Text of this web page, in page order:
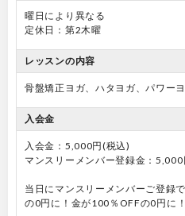
曜日により異なる
定休日：第2木曜
レッスンの内容
骨盤矯正ヨガ、ハタヨガ、パワー
入会金
入会金：5,000円(税込)
マンスリーメンバー登録金：5,000
当日にマンスリーメンバーご登録
の0円に！金が100％OFFの0円に！